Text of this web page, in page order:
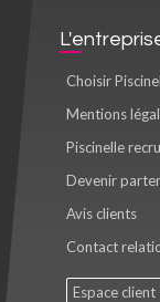
Choisir
Mentions
Piscinelle
Devenir
Avis clients
Contact
Espace